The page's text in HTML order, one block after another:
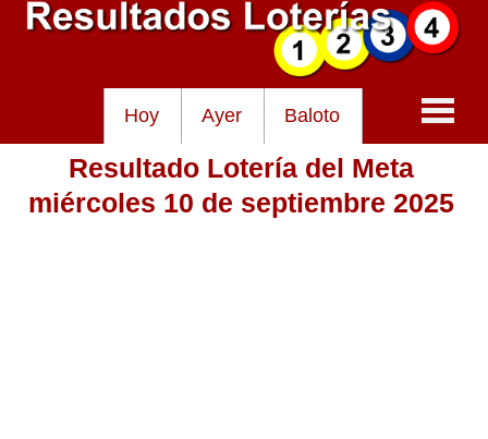
Hoy Ayer Baloto
Baloto
Resultado Lotería del Meta
miércoles 10 de septiembre 2025